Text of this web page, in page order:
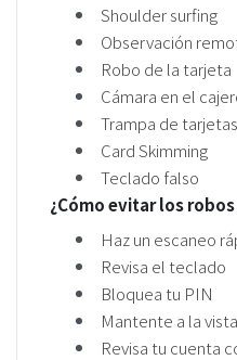
Shoulder surfing
Observación
Robo de la tarjeta
Cámara en el
Trampa de tarjetas
Card Skimming
Teclado falso
¿Cómo evitar los
Haz un escaneo
Revisa el teclado
Bloquea tu PIN
Mantente a la
Revisa tu cuenta